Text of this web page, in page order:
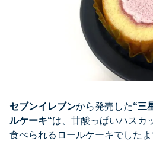
セブンイレブンから発売した“三
ルケーキ“は、甘酸っぱいハスカ
食べられるロールケーキでした